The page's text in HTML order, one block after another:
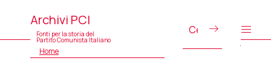
Archivi PCI
Fonti per la storia del
Partito Comunista Italiano
Home